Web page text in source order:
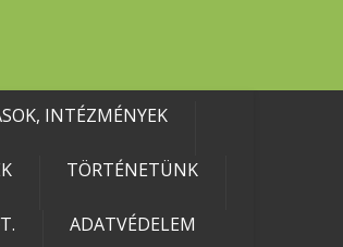
INTÉZMÉNYEK
TÖRTÉNETÜNK
ADATVÉDELEM